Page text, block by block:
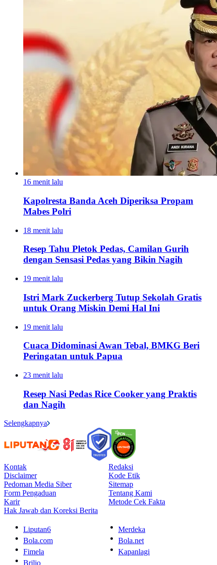
16 menit lalu
Kapolresta Banda Aceh Diperiksa Propam
Mabes Polri
18 menit lalu
Resep Tahu Pletok Pedas, Camilan Gurih
dengan Sensasi Pedas yang Bikin Nagih
19 menit lalu
Istri Mark Zuckerberg Tutup Sekolah Gratis
untuk Orang Miskin Demi Hal Ini
19 menit lalu
Cuaca Didominasi Awan Tebal, BMKG Beri
Peringatan untuk Papua
23 menit lalu
Resep Nasi Pedas Rice Cooker yang Praktis
dan Nagih
Selengkapnya
Kontak
Redaksi
Disclaimer
Kode Etik
Pedoman Media Siber
Sitemap
Form Pengaduan
Tentang Kami
Karir
Metode Cek Fakta
Hak Jawab dan Koreksi Berita
Liputan6
Merdeka
Bola.com
Bola.net
Fimela
Kapanlagi
Brilio